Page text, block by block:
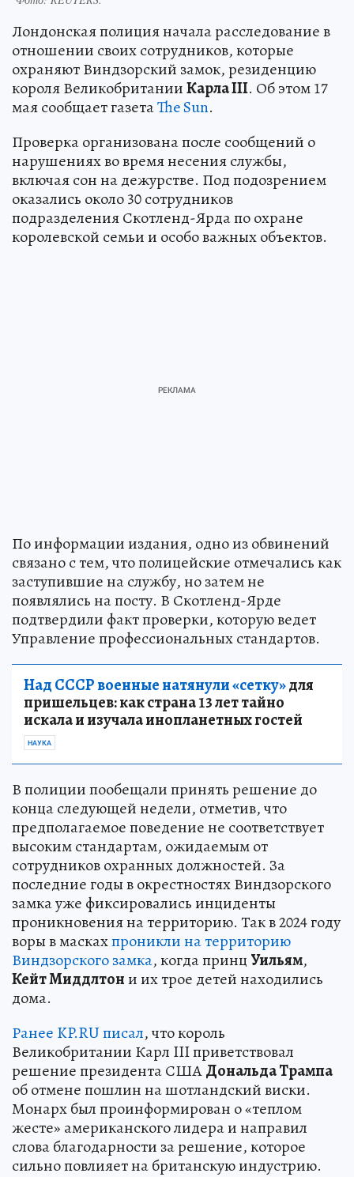
Лондонская полиция начала расследование в
отношении своих сотрудников, которые
охраняют Виндзорский замок, резиденцию
короля ВеликобританииКарла III. Об этом 17
мая сообщает газетаThe Sun.
Проверка организована после сообщений о
нарушениях во время несения службы,
включая сон на дежурстве. Под подозрением
оказались около 30 сотрудников
подразделения Скотленд-Ярда по охране
королевской семьи и особо важных объектов.
По информации издания, одно из обвинений
связано с тем, что полицейские отмечались как
заступившие на службу, но затем не
появлялись на посту. В Скотленд-Ярде
подтвердили факт проверки, которую ведет
Управление профессиональных стандартов.
Над СССР военные натянули «сетку»для
пришельцев: как страна 13 лет тайно
искала и изучала инопланетных гостей
НАУКА
В полиции пообещали принять решение до
конца следующей недели, отметив, что
предполагаемое поведение не соответствует
высоким стандартам, ожидаемым от
сотрудников охранных должностей. За
последние годы в окрестностях Виндзорского
замка уже фиксировались инциденты
проникновения на территорию. Так в 2024 году
воры в маскахпроникли на территорию
Виндзорского замка, когда принц Уильям,
Кейт Миддлтони их трое детей находились
дома.
Ранее KP.RU писал, что король
Великобритании Карл III приветствовал
решение президента СШАДональда Трампа
об отмене пошлин на шотландский виски.
Монарх был проинформирован о «теплом
жесте» американского лидера и направил
слова благодарности за решение, которое
сильно повлияет на британскую индустрию.